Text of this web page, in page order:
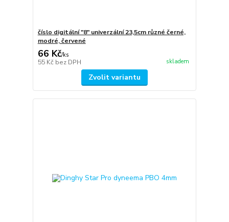
číslo digitální "8" univerzální 23,5cm různé černé,
modré, červené
66 Kč/ks
55 Kč bez DPH skladem
Zvolit variantu